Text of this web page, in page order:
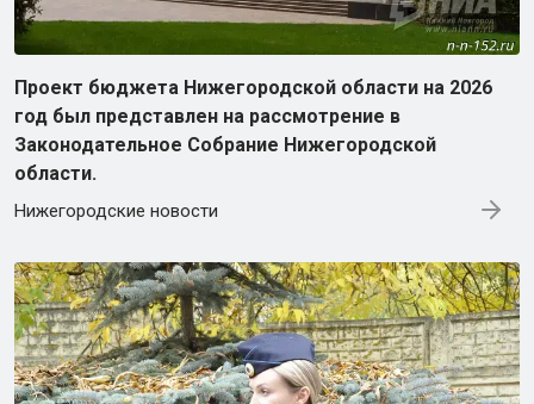
Проект бюджета Нижегородской области на 2026
год был представлен на рассмотрение в
Законодательное Собрание Нижегородской
области.
Нижегородские новости